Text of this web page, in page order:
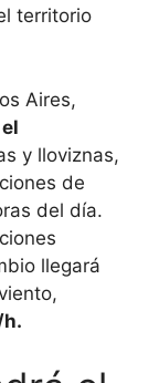
territorio
Aires,
y lloviznas,
de
del día.
llegará